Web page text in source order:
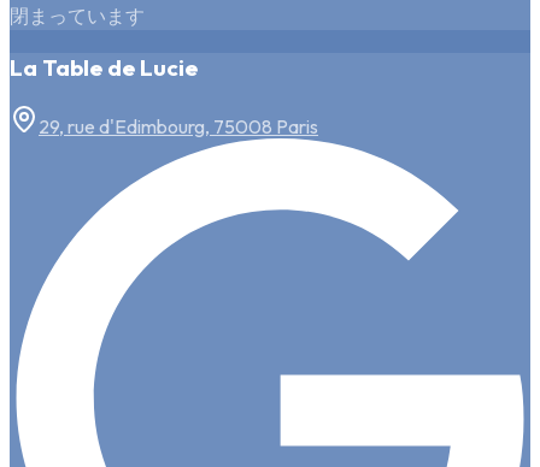
閉まっています
La Table de Lucie
29, rue d'Edimbourg, 75008 Paris